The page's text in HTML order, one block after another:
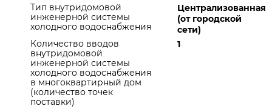
Тип внутридомовой
инженерной системы
холодного водоснабжения
Централизованная
(от городской
сети)
Количество вводов
внутридомовой
инженерной системы
холодного водоснабжения
в многоквартирный дом
(количество точек
поставки)
1